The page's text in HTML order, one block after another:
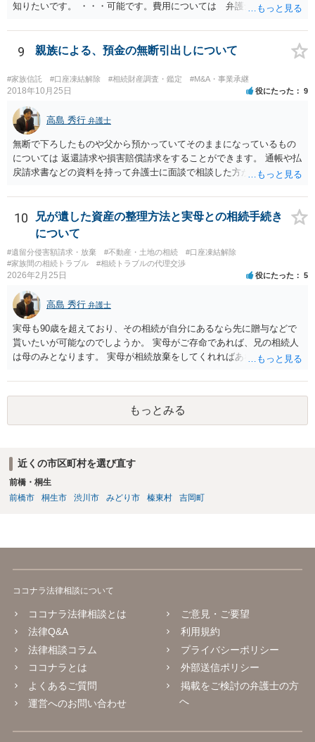
知りたいです。 ・・・可能です。費用については 弁護士と直接面談
ています。 やはり、成人した子のことまでごちゃごちゃ考えず、自分
の事だけ考えるべきなのでしょうか ・・・お子さんの事をまで含め良
と親子関係を結びたいと思っているが、名字は変えたくない・・・養
子縁組の必要があり 氏も変更することになります。 しかし 彼は成人
しているとは言え、自分の子と私の連れ子、全て平等にしたいと希
望。もちろん私もそうできればと思います。 ・・・婚姻前の契約 あ
るいは 遺言書などで その意思を実現する方法はあります。 弁護
士に相談してみてください。
9 親族による、預金の無断引出しについて
#家族信託 #口座凍結解除 #相続財産調査・鑑定 #M&A・事業承継
2018年10月25日 役にたった 9
高島 秀行 弁護士
無断で下ろしたものや父から預かっていてそのままになっているもの
については 返還請求や損害賠償請求をすることができます。 通帳や払
戻請求書などの資料を持って弁護士に面談で相談した方がよいと思い
10
兄が遺した資産の整理方法と実母との相続手続き
について
#遺留分侵害額請求・放棄 #不動産・土地の相続
#口座凍結解除
#家族間の相続トラブル
#相続トラブルの代理交渉
2026年2月25日 役にたった 5
高島 秀行 弁護士
実母も90歳を超えており、その相続が自分にあるなら先に贈与などで
貰いたいが可能なのでしようか。 実母がご存命であれば、兄の相続人
は母のみとなります。 実母が相続放棄をしてくれればあなた方兄弟及
ないと思います。
もっとみる
近くの市区町村を選び直す
前橋・桐生
前橋市
桐生市 渋川市 みどり市 榛東村 吉岡町
ココナラ法律相談について
ココナラ法律相談とは
法律Q&A
法律相談コラム
ココナラとは
よくあるご質問
運営へのお問い合わせ
ご意見・ご要望
利用規約
プライバシーポリシー
外部送信ポリシー
掲載をご検討の弁護士の方
へ